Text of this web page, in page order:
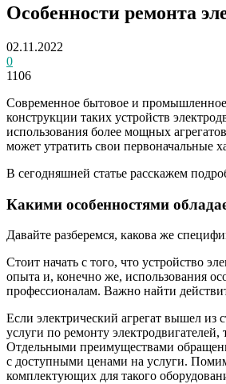
Особенности ремонта
02.11.2022
0
1106
Современное бытовое и промышленное
конструкции таких устройств
использования более мощных
может утратить свои первоначальные
В сегодняшней статье расскажем
Какими особенностями
Давайте разберемся, какова же
Стоит начать с того, что устройство
опыта и, конечно же, использования
профессионалам. Важно найти
Если электрический агрегат вышел из
услуги по ремонту
Отдельными преимуществами
с доступными ценами на услуги.
комплектующих для такого